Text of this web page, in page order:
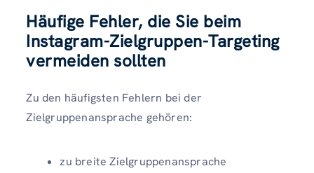
Häufige Fehler, die Sie beim
Instagram-Zielgruppen-Targeting
vermeiden sollten
Zu den häufigsten Fehlern bei der
Zielgruppenansprache gehören:
zu breite Zielgruppenansprache